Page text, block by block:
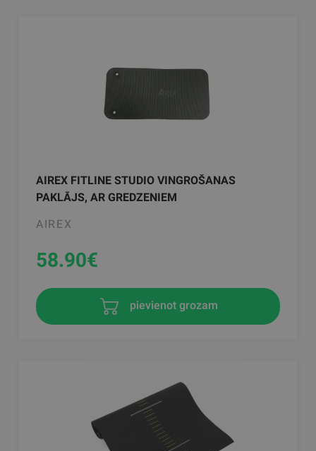
AIREX FITLINE STUDIO VINGROŠANAS
PAKLĀJS, AR GREDZENIEM
AIREX
58.90€
pievienot grozam